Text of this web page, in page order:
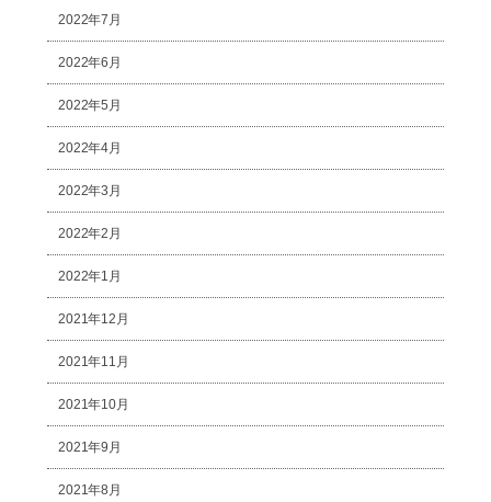
2022年7月
2022年6月
2022年5月
2022年4月
2022年3月
2022年2月
2022年1月
2021年12月
2021年11月
2021年10月
2021年9月
2021年8月